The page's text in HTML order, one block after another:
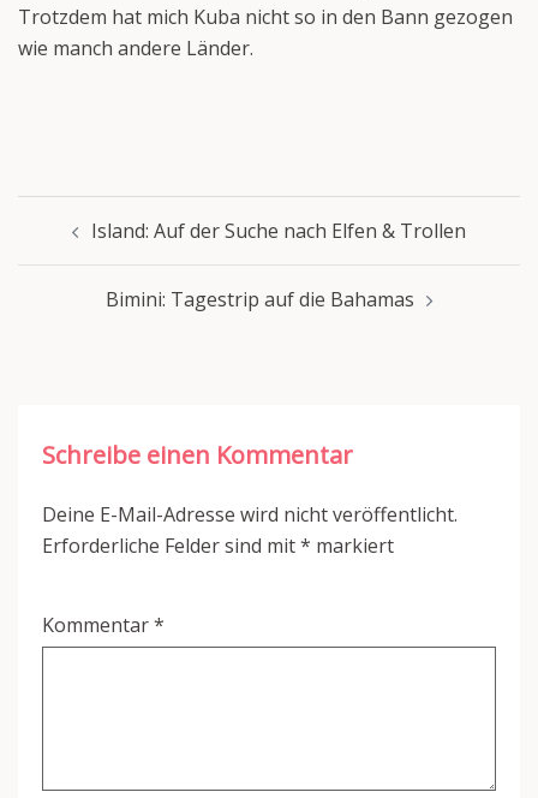
Trotzdem hat mich Kuba nicht so in den Bann gezogen
wie manch andere Länder.
Beitragsnavigation
Island: Auf der Suche nach Elfen & Trollen
Bimini: Tagestrip auf die Bahamas
Schreibe einen Kommentar
Deine E-Mail-Adresse wird nicht veröffentlicht.
Erforderliche Felder sind mit* markiert
Kommentar*